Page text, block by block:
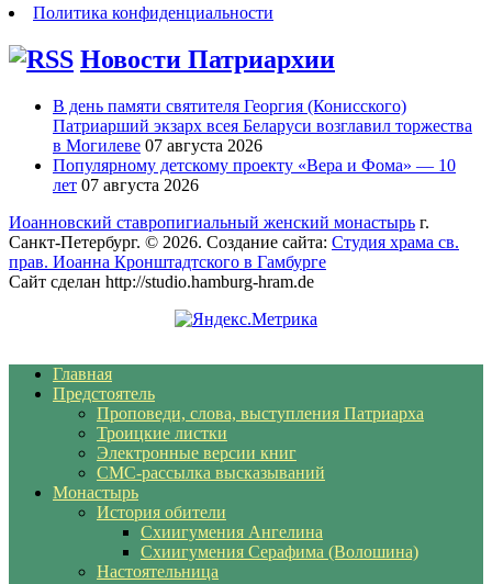
Политика конфиденциальности
Новости Патриархии
В день памяти святителя Георгия (Конисского)
Патриарший экзарх всея Беларуси возглавил торжества
в Могилеве 07 августа 2026
Популярному детскому проекту «Вера и Фома» — 10
лет 07 августа 2026
Иоанновский ставропигиальный женский монастырь г.
Санкт-Петербург. © 2026. Создание сайта: Студия храма св.
прав. Иоанна Кронштадтского в Гамбурге
Сайт сделан http://studio.hamburg-hram.de
Главная
Предстоятель
Проповеди, слова, выступления Патриарха
Троицкие листки
Электронные версии книг
СМС-рассылка высказываний
Монастырь
История обители
Схиигумения Ангелина
Схиигумения Серафима (Волошина)
Настоятельница